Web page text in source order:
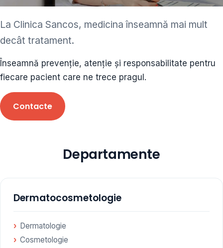
ginecolog • cardiolog •
ORL • endocrinolog
Cât și alte specialități medicale, toate în cadrul aceleiași
Clinici
Programare
La Clinica Sancos, medicina înseamnă mai mult
decât tratament.
Înseamnă prevenție, atenție și responsabilitate pentru
fiecare pacient care ne trece pragul.
Contacte
Departamente
Dermatocosmetologie
Dermatologie
Cosmetologie